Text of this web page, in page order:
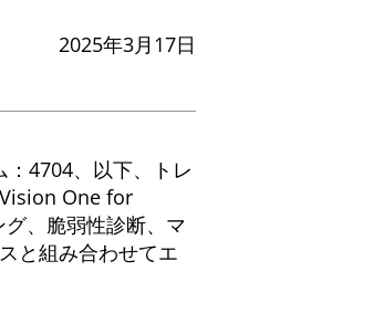
2025年3月17日
4704、以下、トレ
One for
、脆弱性診断、マ
と組み合わせてエ